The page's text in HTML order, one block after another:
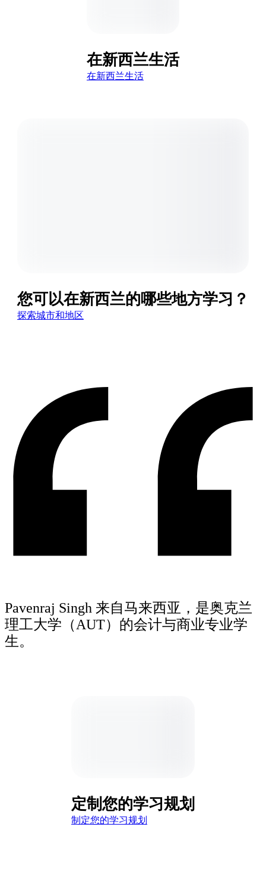
在新西兰生活
在新西兰生活
您可以在新西兰的哪些地方学习？
探索城市和地区
Pavenraj Singh 来自马来西亚，是奥克兰
理工大学（AUT）的会计与商业专业学
生。
定制您的学习规划
制定您的学习规划